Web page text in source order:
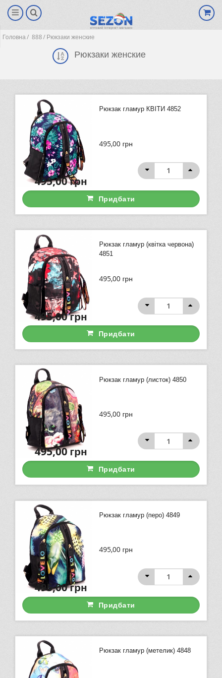
(0)
Головна 888 Рюкзаки женские
Рюкзаки женские
Рюкзак гламур КВІТИ 4852
495,00 грн
495,00грн
Придбати
Рюкзак гламур (квітка червона)
4851
495,00 грн
495,00грн
Придбати
Рюкзак гламур (листок) 4850
495,00 грн
495,00грн
Придбати
Рюкзак гламур (перо) 4849
495,00 грн
495,00грн
Придбати
Рюкзак гламур (метелик) 4848